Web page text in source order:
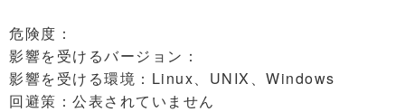
危険度：
影響を受けるバージョン：
影響を受ける環境：Linux、UNIX、Windows
回避策：公表されていません